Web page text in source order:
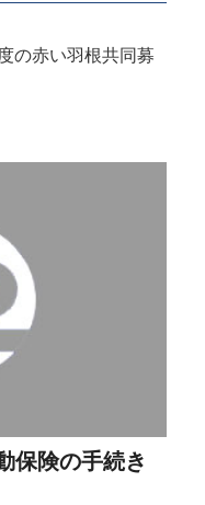
の赤い羽根共同募
保険の手続き